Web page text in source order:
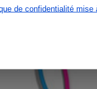
de confidentialité mise